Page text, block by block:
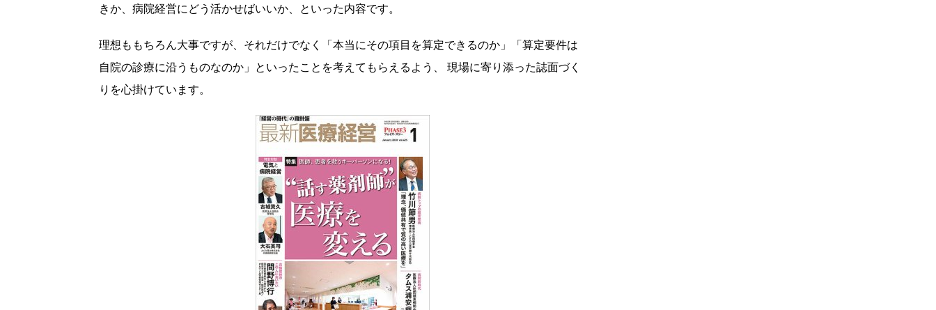
きか、病院経営にどう活かせばいいか、といった内容です。
理想ももちろん大事ですが、それだけでなく「本当にその項目を算定できるのか」「算定要件は
自院の診療に沿うものなのか」といったことを考えてもらえるよう、 現場に寄り添った誌面づく
りを心掛けています。